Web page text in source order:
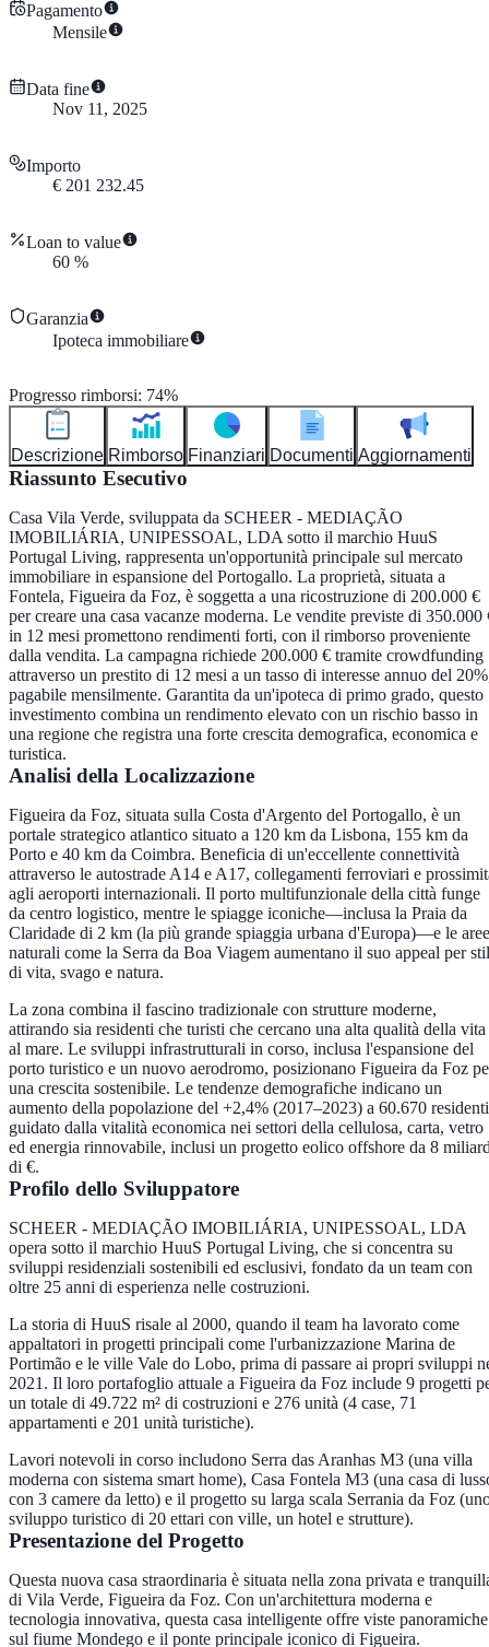
Pagamento
Mensile
Data fine
Nov 11, 2025
Importo
€ 201 232.45
Loan to value
60 %
Garanzia
Ipoteca immobiliare
Progresso rimborsi: 74%
Descrizione Rimborso Finanziari Documenti Aggiornamenti
Riassunto Esecutivo
Casa Vila Verde, sviluppata da SCHEER - MEDIAÇÃO
IMOBILIÁRIA, UNIPESSOAL, LDA sotto il marchio HuuS
Portugal Living, rappresenta un'opportunità principale sul mercato
immobiliare in espansione del Portogallo. La proprietà, situata a
Fontela, Figueira da Foz, è soggetta a una ricostruzione di 200.000 €
per creare una casa vacanze moderna. Le vendite previste di 350.000
in 12 mesi promettono rendimenti forti, con il rimborso proveniente
dalla vendita. La campagna richiede 200.000 € tramite crowdfunding
attraverso un prestito di 12 mesi a un tasso di interesse annuo del
pagabile mensilmente. Garantita da un'ipoteca di primo grado, questo
investimento combina un rendimento elevato con un rischio basso in
una regione che registra una forte crescita demografica, economica e
turistica.
Analisi della Localizzazione
Figueira da Foz, situata sulla Costa d'Argento del Portogallo, è un
portale strategico atlantico situato a 120 km da Lisbona, 155 km da
Porto e 40 km da Coimbra. Beneficia di un'eccellente connettività
attraverso le autostrade A14 e A17, collegamenti ferroviari e
agli aeroporti internazionali. Il porto multifunzionale della città funge
da centro logistico, mentre le spiagge iconiche—inclusa la Praia da
Claridade di 2 km (la più grande spiaggia urbana d'Europa)—e le aree
naturali come la Serra da Boa Viagem aumentano il suo appeal per
di vita, svago e natura.
La zona combina il fascino tradizionale con strutture moderne,
attirando sia residenti che turisti che cercano una alta qualità della vita
al mare. Le sviluppi infrastrutturali in corso, inclusa l'espansione del
porto turistico e un nuovo aerodromo, posizionano Figueira da Foz
una crescita sostenibile. Le tendenze demografiche indicano un
aumento della popolazione del +2,4% (2017–2023) a 60.670
guidato dalla vitalità economica nei settori della cellulosa, carta, vetro
ed energia rinnovabile, inclusi un progetto eolico offshore da 8
di €.
Profilo dello Sviluppatore
SCHEER - MEDIAÇÃO IMOBILIÁRIA, UNIPESSOAL, LDA
opera sotto il marchio HuuS Portugal Living, che si concentra su
sviluppi residenziali sostenibili ed esclusivi, fondato da un team con
oltre 25 anni di esperienza nelle costruzioni.
La storia di HuuS risale al 2000, quando il team ha lavorato come
appaltatori in progetti principali come l'urbanizzazione Marina de
Portimão e le ville Vale do Lobo, prima di passare ai propri sviluppi
2021. Il loro portafoglio attuale a Figueira da Foz include 9 progetti
un totale di 49.722 m² di costruzioni e 276 unità (4 case, 71
appartamenti e 201 unità turistiche).
Lavori notevoli in corso includono Serra das Aranhas M3 (una villa
moderna con sistema smart home), Casa Fontela M3 (una casa di
con 3 camere da letto) e il progetto su larga scala Serrania da Foz
sviluppo turistico di 20 ettari con ville, un hotel e strutture).
Presentazione del Progetto
Questa nuova casa straordinaria è situata nella zona privata e
di Vila Verde, Figueira da Foz. Con un'architettura moderna e
tecnologia innovativa, questa casa intelligente offre viste panoramiche
sul fiume Mondego e il ponte principale iconico di Figueira.